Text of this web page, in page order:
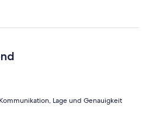
Lage und Genauigkeit